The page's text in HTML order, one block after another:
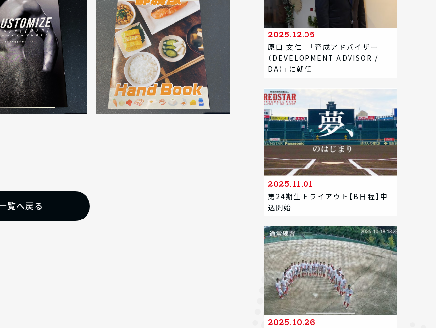
覧へ戻る
2025.12.05
原口 文仁 「育成アドバイザー
（DEVELOPMENT ADVISOR /
DA）」に就任
2025.11.01
第24期生トライアウト【B日程】申
込開始
2025.10.26